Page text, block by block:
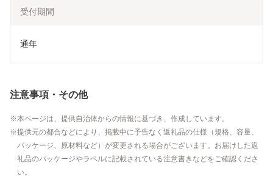
受付期間
通年
注意事項・その他
本ページは、提供自治体からの情報に基づき、作成しています。
提供元の都合などにより、掲載中に予告なく返礼品の仕様（規格、容量、
パッケージ、原材料など）が変更される場合がございます。お届けした返
礼品のパッケージやラベルに記載されている注意書きなどをご確認くださ
い。